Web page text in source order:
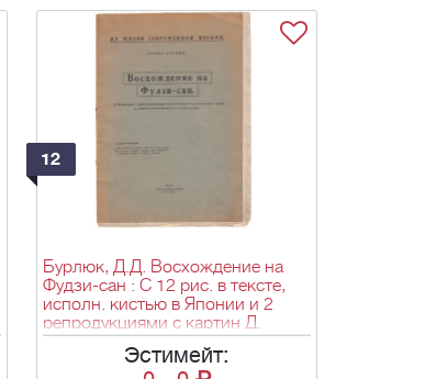
12
Бурлюк, Д.Д. Восхождение на
Фудзи-сан : С 12 рис. в тексте,
исполн. кистью в Японии и 2
репродукциями с картин Д.
Бурлюка, напеч. на отд. л / Давид
Бурлюк. - Нью-Йорк: М.Н.
Эстимейт: